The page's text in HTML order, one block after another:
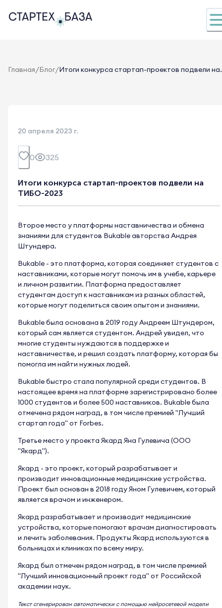
Главная/Блог/Итоги конкурса стартап-проектов подвели
20 апреля 2023 г.
0 325
Итоги конкурса стартап-проектов подвели на
ТИБО-2023
Второе место у платформы наставничества и обмена
знаниями для студентов Bukable авторства Андрея
Штундера.
Bukable - это платформа, которая соединяет студентов с
наставниками, которые могут помочь им в учебе, карьере
и личном развитии. Платформа предоставляет
студентам доступ к наставникам из разных областей,
которые могут поделиться своим опытом и знаниями.
Bukable была основана в 2019 году Андреем Штундером,
который сам является студентом. Андрей увидел, что
многие студенты нуждаются в поддержке и
наставничестве, и решил создать платформу, которая бы
помогла им найти нужных людей.
Bukable быстро стала популярной среди студентов. В
настоящее время на платформе зарегистрировано более
1000 студентов и более 500 наставников. Bukable была
отмечена рядом наград, в том числе премией "Лучший
стартап года" от Forbes.
Третье место у проекта Якард Яна Гулевича (ООО
"Якард").
Якард - это проект, который разрабатывает и
производит инновационные медицинские устройства.
Проект был основан в 2018 году Яном Гулевичем, который
является врачом и инженером.
Якард разрабатывает и производит медицинские
устройства, которые помогают врачам диагностировать
и лечить заболевания. Продукты Якард используются в
больницах и клиниках по всему миру.
Якард был отмечен рядом наград, в том числе премией
"Лучший инновационный проект года" от Российской
академии наук.
Текст сгенерирован автоматически с помощью нейросетевой модели